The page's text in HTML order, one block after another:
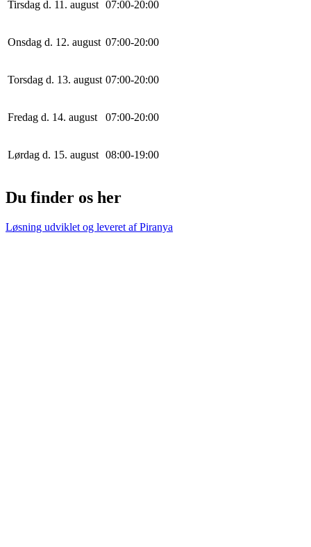
Tirsdag d. 11. august 07:00-20:00
Onsdag d. 12. august 07:00-20:00
Torsdag d. 13. august 07:00-20:00
Fredag d. 14. august 07:00-20:00
Lørdag d. 15. august 08:00-19:00
Du finder os her
Løsning udviklet og leveret afPiranya